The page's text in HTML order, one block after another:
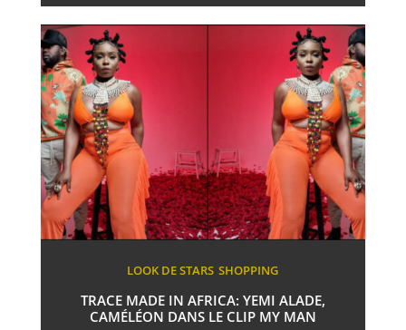
LOOK DE STARS SHOPPING
TRACE MADE IN AFRICA: YEMI ALADE,
CAMÉLÉON DANS LE CLIP MY MAN